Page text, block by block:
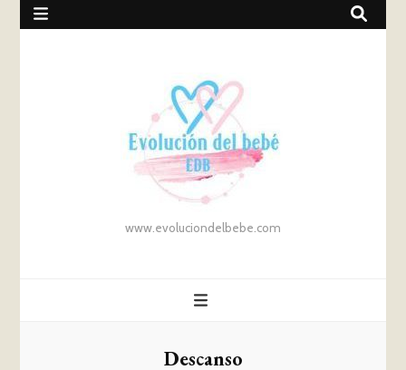
www.evoluciondelbebe.com
Descanso